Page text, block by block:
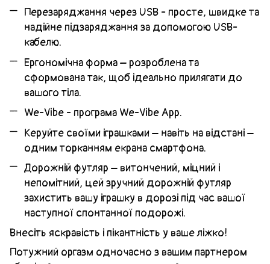
Перезаряджання через USB - просте, швидке та
надійне підзаряджання за допомогою USB-
кабелю.
Ергономічна форма – розроблена та
сформована так, щоб ідеально прилягати до
вашого тіла.
We-Vibe - програма We-Vibe App.
Керуйте своїми іграшками – навіть на відстані –
одним торканням екрана смартфона.
Дорожній футляр – витончений, міцний і
непомітний, цей зручний дорожній футляр
захистить вашу іграшку в дорозі під час вашої
наступної спонтанної подорожі.
Внесіть яскравість і пікантність у ваше ліжко!
Потужний оргазм одночасно з вашим партнером